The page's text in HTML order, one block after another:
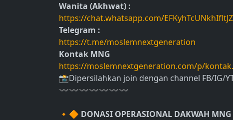
Wanita (Akhwat) :
https://chat.whatsapp.com/
Telegram :
https://t.me/moslemnextgeneration
Kontak MNG
https://moslemnextgeneration.com/p/
📸Dipersilahkan join dengan channel FB/IG/
〰〰〰〰〰〰〰
🔸🔶 DONASI OPERASIONAL DAKWAH MNG